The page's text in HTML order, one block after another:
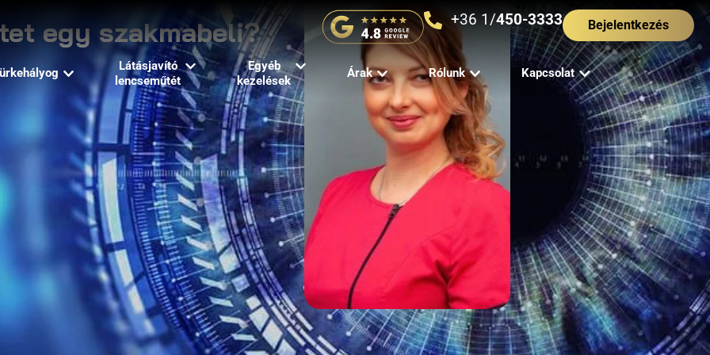
+36 1/450-3333 Bejelentkezés
Látásjavító
lencseműtét
Egyéb
kezelések
Árak Rólunk Kapcsolat
egy szakmabeli?